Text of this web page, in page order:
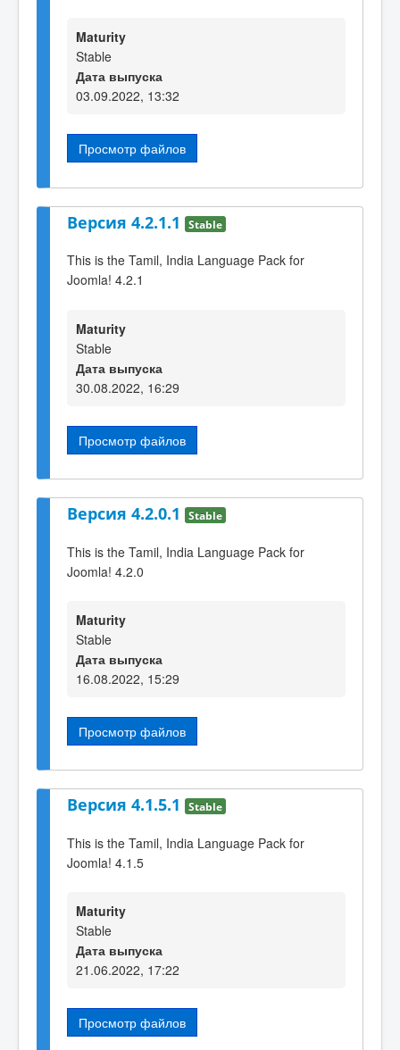
Maturity
Stable
Дата выпуска
03.09.2022, 13:32
Просмотр файлов
Версия 4.2.1.1 Stable
This is the Tamil, India Language Pack for
Joomla! 4.2.1
Maturity
Stable
Дата выпуска
30.08.2022, 16:29
Просмотр файлов
Версия 4.2.0.1 Stable
This is the Tamil, India Language Pack for
Joomla! 4.2.0
Maturity
Stable
Дата выпуска
16.08.2022, 15:29
Просмотр файлов
Версия 4.1.5.1 Stable
This is the Tamil, India Language Pack for
Joomla! 4.1.5
Maturity
Stable
Дата выпуска
21.06.2022, 17:22
Просмотр файлов